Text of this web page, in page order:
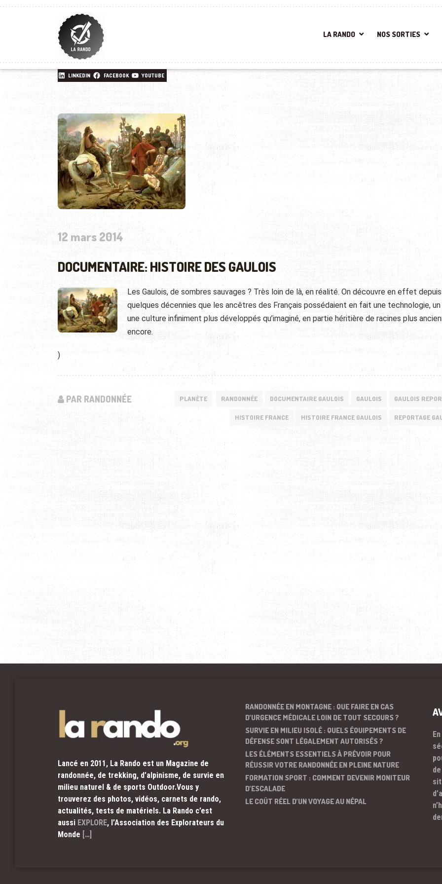
LA RANDO NOS SORTIES
LINKEDIN FACEBOOK YOUTUBE
12 mars 2014
DOCUMENTAIRE: HISTOIRE DES GAULOIS
Les Gaulois, de sombres sauvages ? Très loin de là, en réalité. On découvre en effet depuis
quelques décennies que les ancêtres des Français possédaient en fait une technologie,
une culture infiniment plus développés qu’imaginé, en partie héritière de racines plus
encore.
)
PAR RANDONNÉE PLANÈTE RANDONNÉE DOCUMENTAIRE GAULOIS GAULOIS GAULOIS
HISTOIRE FRANCE HISTOIRE FRANCE GAULOIS REPORTAGE
Lancé en 2011, La Rando est un Magazine de
randonnée, de trekking, d’alpinisme, de survie en
milieu naturel & de sports Outdoor.Vous y
trouverez des photos, vidéos, carnets de rando,
actualités, tests de matériels. La Rando c’est
aussi EXPLORE, l’Association des Explorateurs du
Monde […]
RANDONNÉE EN MONTAGNE : QUE FAIRE EN CAS
D’URGENCE MÉDICALE LOIN DE TOUT SECOURS ?
SURVIE EN MILIEU ISOLÉ : QUELS ÉQUIPEMENTS DE
DÉFENSE SONT LÉGALEMENT AUTORISÉS ?
LES ÉLÉMENTS ESSENTIELS À PRÉVOIR POUR
RÉUSSIR VOTRE RANDONNÉE EN PLEINE NATURE
FORMATION SPORT : COMMENT DEVENIR MONITEUR
D’ESCALADE
LE COÛT RÉEL D’UN VOYAGE AU NÉPAL